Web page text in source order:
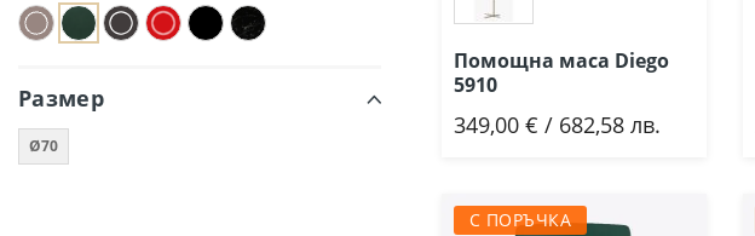
Помощна маса Diego
5910
349,00 € / 682,58 лв.
Добави
С ПОРЪЧКА
Размер
Ø70